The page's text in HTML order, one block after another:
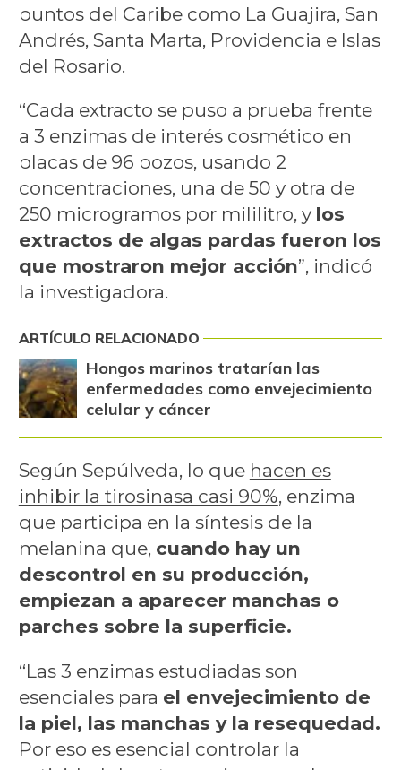
puntos del Caribe como La Guajira, San
Andrés, Santa Marta, Providencia e Islas
del Rosario.
“Cada extracto se puso a prueba frente
a 3 enzimas de interés cosmético en
placas de 96 pozos, usando 2
concentraciones, una de 50 y otra de
250 microgramos por mililitro, y los
extractos de algas pardas fueron los
que mostraron mejor acción”, indicó
la investigadora.
ARTÍCULO RELACIONADO
Hongos marinos tratarían las
enfermedades como envejecimiento
celular y cáncer
Según Sepúlveda, lo que hacen es
inhibir la tirosinasa casi 90%, enzima
que participa en la síntesis de la
melanina que, cuando hay un
descontrol en su producción,
empiezan a aparecer manchas o
parches sobre la superficie.
“Las 3 enzimas estudiadas son
esenciales para el envejecimiento de
la piel, las manchas y la resequedad.
Por eso es esencial controlar la